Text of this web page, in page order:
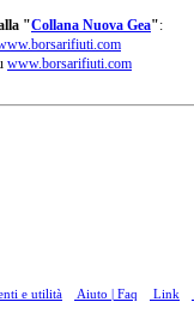
"Collana Nuova Gea":
www.borsarifiuti.com
e utilità Aiuto | Faq Link